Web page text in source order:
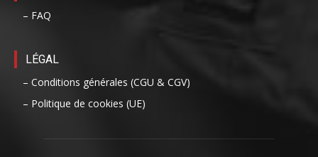
– FAQ
LÉGAL
– Conditions générales (CGU & CGV)
– Politique de cookies (UE)